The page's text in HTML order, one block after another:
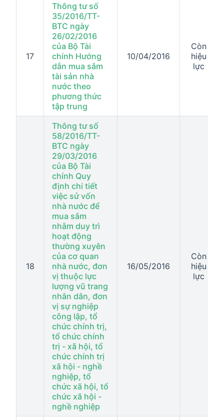
17
Thông tư số
35/2016/TT-
BTC ngày
26/02/2016
của Bộ Tài
chính Hướng
dẫn mua sắm
tài sản nhà
nước theo
phương thức
tập trung
10/04/2016
Còn
hiệu
lực
18
Thông tư số
58/2016/TT-
BTC ngày
29/03/2016
của Bộ Tài
chính Quy
định chi tiết
việc sử vốn
nhà nước để
mua sắm
nhằm duy trì
hoạt động
thường xuyên
của cơ quan
nhà nước, đơn
vị thuộc lực
lượng vũ trang
nhân dân, đơn
vị sự nghiệp
công lập, tổ
chức chính trị,
tổ chức chính
trị - xã hội, tổ
chức chính trị
xã hội - nghề
nghiệp, tổ
chức xã hội, tổ
chức xã hội -
nghề nghiệp
16/05/2016
Còn
hiệu
lực